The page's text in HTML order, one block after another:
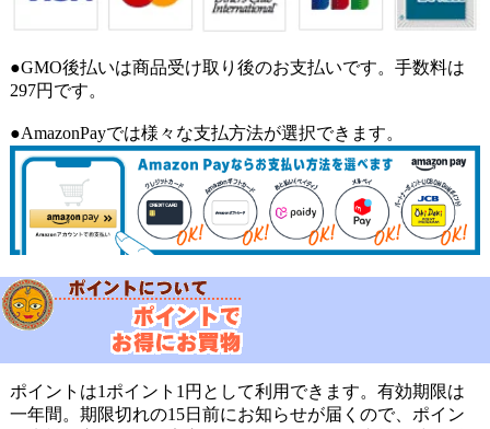
●GMO後払いは商品受け取り後のお支払いです。手数料は
297円です。
●AmazonPayでは様々な支払方法が選択できます。
ポイントは1ポイント1円として利用できます。有効期限は
一年間。期限切れの15日前にお知らせが届くので、ポイン